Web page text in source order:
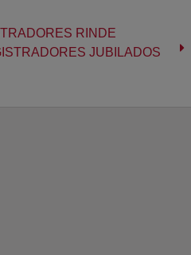
RINDE
JUBILADOS